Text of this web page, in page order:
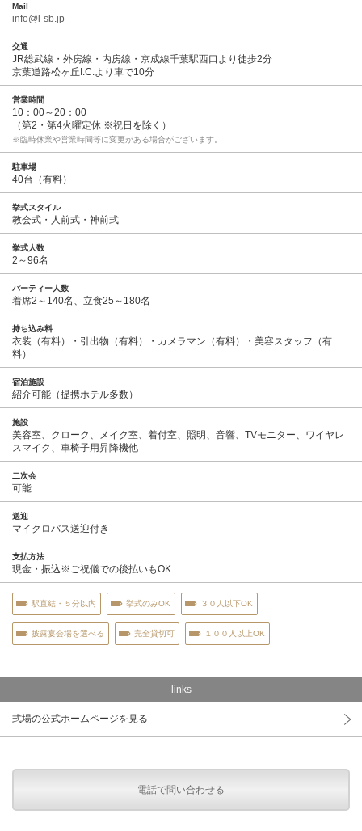
Mail
info@l-sb.jp
交通
JR総武線・外房線・内房線・京成線千葉駅西口より徒歩2分
京葉道路松ヶ丘I.C.より車で10分
営業時間
10：00～20：00
（第2・第4火曜定休 ※祝日を除く）
※臨時休業や営業時間等に変更がある場合がございます。
駐車場
40台（有料）
挙式スタイル
教会式・人前式・神前式
挙式人数
2～96名
パーティー人数
着席2～140名、立食25～180名
持ち込み料
衣装（有料）・引出物（有料）・カメラマン（有料）・美容スタッフ（有
料）
宿泊施設
紹介可能（提携ホテル多数）
施設
美容室、クローク、メイク室、着付室、照明、音響、TVモニター、ワイヤレ
スマイク、車椅子用昇降機他
二次会
可能
送迎
マイクロバス送迎付き
支払方法
現金・振込※ご祝儀での後払いもOK
駅直結・５分以内 挙式のみOK ３０人以下OK
披露宴会場を選べる 完全貸切可 １００人以上OK
links
式場の公式ホームページを見る
電話で問い合わせる